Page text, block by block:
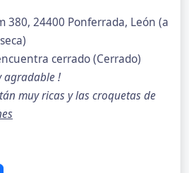
380, 24400 Ponferrada, León (a
cerrado (Cerrado)
agradable !
muy ricas y las croquetas de